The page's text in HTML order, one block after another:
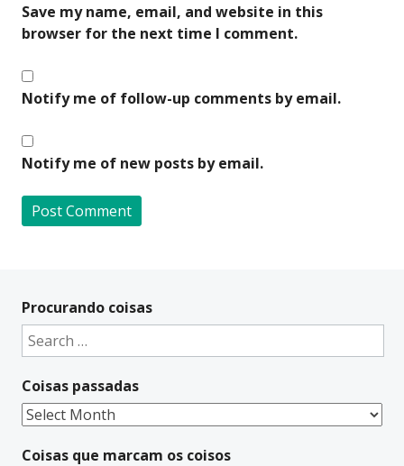
Save my name, email, and website in this
browser for the next time I comment.
Notify me of follow-up comments by email.
Notify me of new posts by email.
t
e
a
t
i
v
Procurando coisas
Search
for:
Coisas passadas
Coisas
Coisas que marcam os coisos